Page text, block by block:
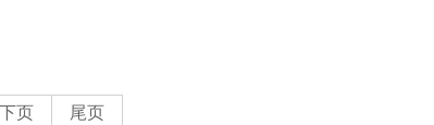
下页 尾页